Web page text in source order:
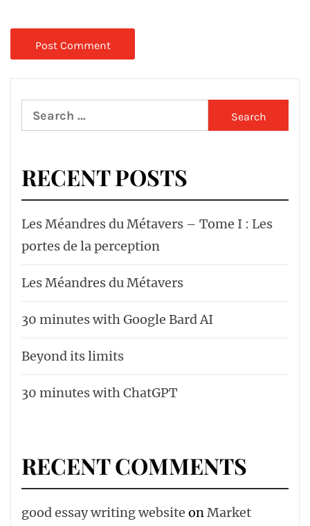
Search
for:
RECENT POSTS
Les Méandres du Métavers – Tome I : Les
portes de la perception
Les Méandres du Métavers
30 minutes with Google Bard AI
Beyond its limits
30 minutes with ChatGPT
RECENT COMMENTS
good essay writing website onMarket